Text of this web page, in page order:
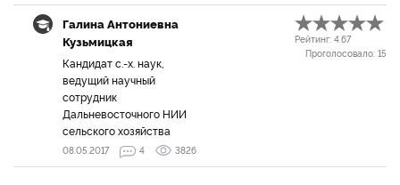
Галина Антониевна
Кузьмицкая
Кандидат с.-х. наук,
ведущий научный
сотрудник
Дальневосточного НИИ
сельского хозяйства
Рейтинг: 4.67
Проголосовало: 15
08.05.2017 4 3826